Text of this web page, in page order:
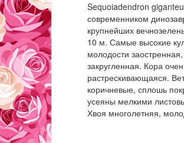
Sequoiadendron
современником
крупнейших
10 м. Самые высокие
молодости
закругленная. Кора
растрескивающаяся.
коричневые, сплошь
усеяны мелкими
Хвоя многолетняя,